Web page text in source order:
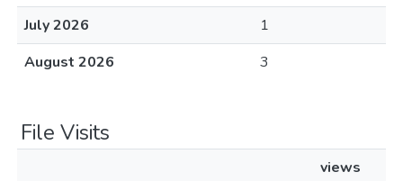
July 2026
1
August 2026
3
File Visits
views